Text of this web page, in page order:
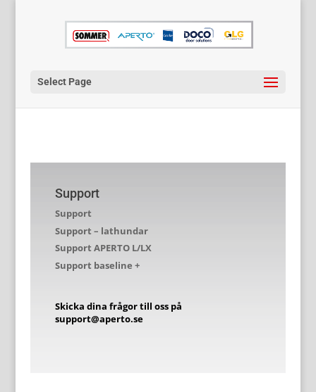
Select Page
Support
Support
Support – lathundar
Support APERTO L/LX
Support baseline +
Skicka dina frågor till oss på
support@aperto.se